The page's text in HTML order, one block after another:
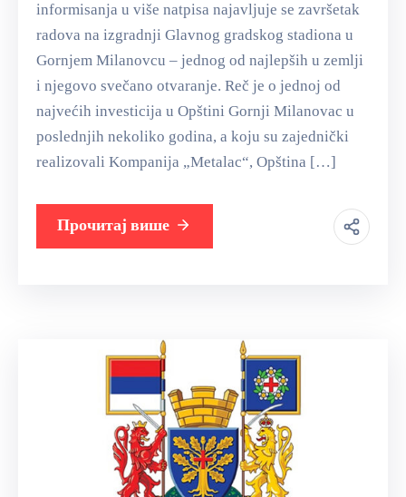
informisanja u više natpisa najavljuje se završetak
radova na izgradnji Glavnog gradskog stadiona u
Gornjem Milanovcu – jednog od najlepših u zemlji
i njegovo svečano otvaranje. Reč je o jednoj od
najvećih investicija u Opštini Gornji Milanovac u
poslednjih nekoliko godina, a koju su zajednički
realizovali Kompanija „Metalac“, Opština […]
Прочитај више